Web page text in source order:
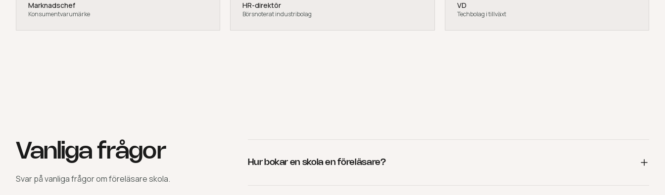
Marknadschef
Konsumentvarumärke
HR-direktör
Börsnoterat industribolag
VD
Techbolag i tillväxt
Vanliga frågor
Svar på vanliga frågor omföreläsare skola.
Hur bokar en skola en föreläsare?